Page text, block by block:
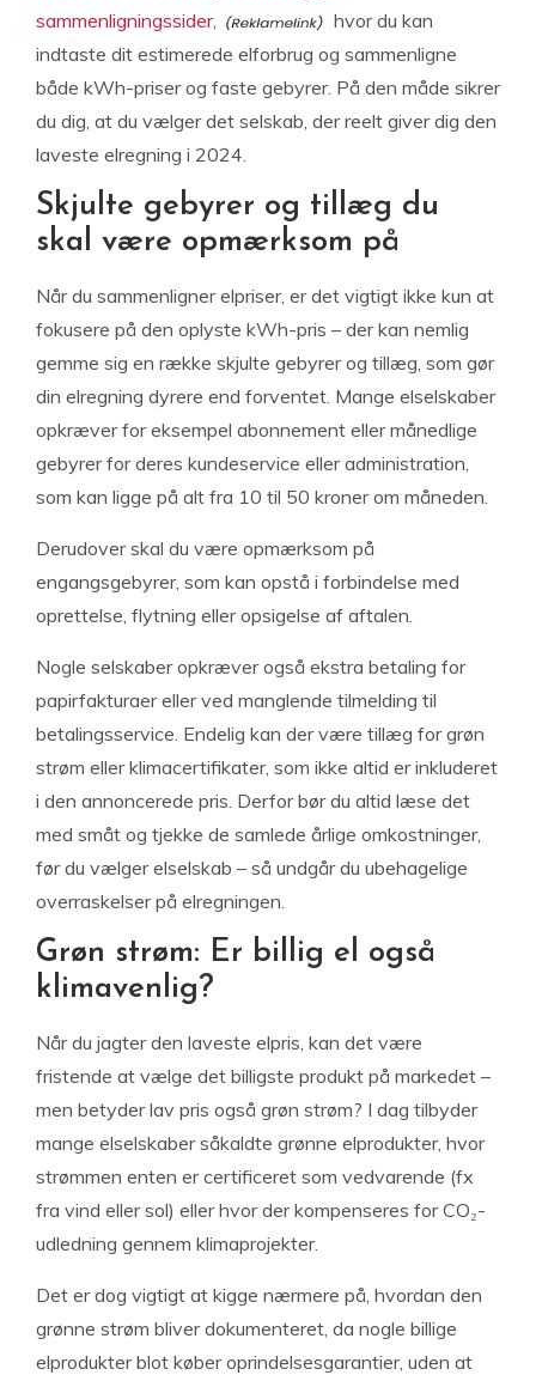
sammenligningssider,
hvor du kan
indtaste dit estimerede elforbrug og sammenligne
både kWh-priser og faste gebyrer. På den måde sikrer
du dig, at du vælger det selskab, der reelt giver dig den
laveste elregning i 2024.
Skjulte gebyrer og tillæg du
skal være opmærksom på
Når du sammenligner elpriser, er det vigtigt ikke kun at
fokusere på den oplyste kWh-pris – der kan nemlig
gemme sig en række skjulte gebyrer og tillæg, som gør
din elregning dyrere end forventet. Mange elselskaber
opkræver for eksempel abonnement eller månedlige
gebyrer for deres kundeservice eller administration,
som kan ligge på alt fra 10 til 50 kroner om måneden.
Derudover skal du være opmærksom på
engangsgebyrer, som kan opstå i forbindelse med
oprettelse, flytning eller opsigelse af aftalen.
Nogle selskaber opkræver også ekstra betaling for
papirfakturaer eller ved manglende tilmelding til
betalingsservice. Endelig kan der være tillæg for grøn
strøm eller klimacertifikater, som ikke altid er inkluderet
i den annoncerede pris. Derfor bør du altid læse det
med småt og tjekke de samlede årlige omkostninger,
før du vælger elselskab – så undgår du ubehagelige
overraskelser på elregningen.
Grøn strøm: Er billig el også
klimavenlig?
Når du jagter den laveste elpris, kan det være
fristende at vælge det billigste produkt på markedet –
men betyder lav pris også grøn strøm? I dag tilbyder
mange elselskaber såkaldte grønne elprodukter, hvor
strømmen enten er certificeret som vedvarende (fx
fra vind eller sol) eller hvor der kompenseres for CO₂-
udledning gennem klimaprojekter.
Det er dog vigtigt at kigge nærmere på, hvordan den
grønne strøm bliver dokumenteret, da nogle billige
elprodukter blot køber oprindelsesgarantier, uden at